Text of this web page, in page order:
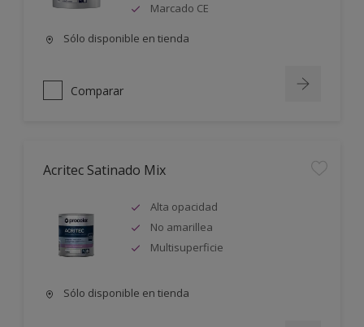
Marcado CE
Sólo disponible en tienda
Comparar
Acritec Satinado Mix
Alta opacidad
No amarillea
Multisuperficie
Sólo disponible en tienda